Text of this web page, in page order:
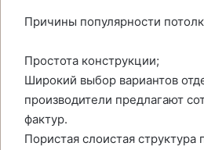
Причины популярности
Простота конструкции;
Широкий выбор вариантов
производители предлагают
фактур.
Пористая слоистая структура